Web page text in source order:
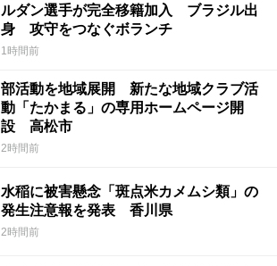
ルダン選手が完全移籍加入 ブラジル出
身 攻守をつなぐボランチ
1時間前
部活動を地域展開 新たな地域クラブ活
動「たかまる」の専用ホームページ開
設 高松市
2時間前
水稲に被害懸念「斑点米カメムシ類」の
発生注意報を発表 香川県
2時間前